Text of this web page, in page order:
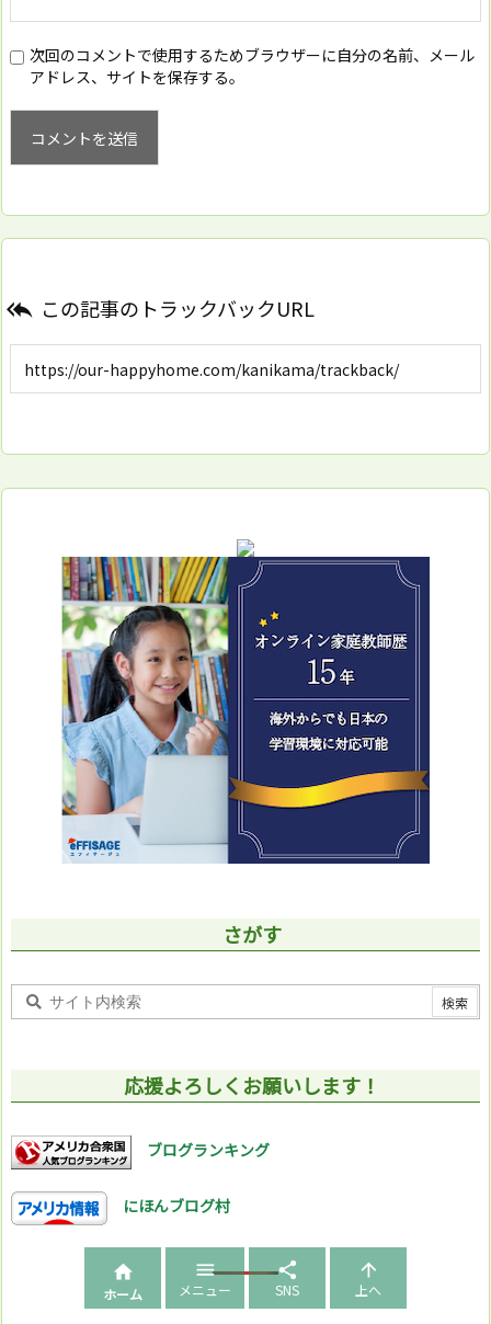
次回のコメントで使用するためブラウザーに自分の名前、メール
アドレス、サイトを保存する。
 この記事のトラックバックURL
さがす
応援よろしくお願いします！
ブログランキング
にほんブログ村

ホーム

メニュー

SNS

上へ